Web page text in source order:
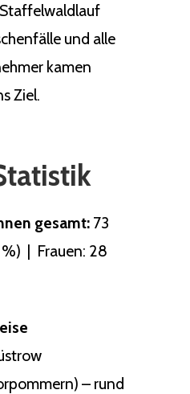
Staffelwaldlauf
und alle
kamen
Ziel.
gesamt: 73
%) | Frauen: 28
– rund